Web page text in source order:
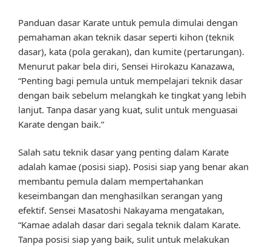
Panduan dasar Karate untuk pemula dimulai dengan
pemahaman akan teknik dasar seperti kihon (teknik
dasar), kata (pola gerakan), dan kumite (pertarungan).
Menurut pakar bela diri, Sensei Hirokazu Kanazawa,
“Penting bagi pemula untuk mempelajari teknik dasar
dengan baik sebelum melangkah ke tingkat yang lebih
lanjut. Tanpa dasar yang kuat, sulit untuk menguasai
Karate dengan baik.”
Salah satu teknik dasar yang penting dalam Karate
adalah kamae (posisi siap). Posisi siap yang benar akan
membantu pemula dalam mempertahankan
keseimbangan dan menghasilkan serangan yang
efektif. Sensei Masatoshi Nakayama mengatakan,
“Kamae adalah dasar dari segala teknik dalam Karate.
Tanpa posisi siap yang baik, sulit untuk melakukan